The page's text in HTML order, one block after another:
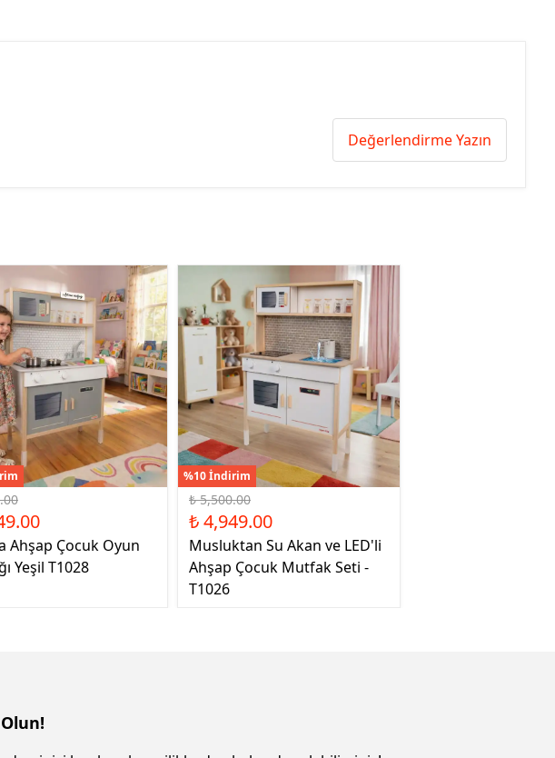
Değerlendirme Yazın
Ahşap Çocuk Oyun
Yeşil T1028
%10 İndirim
₺ 5,500.00
₺ 4,949.00
Musluktan Su Akan ve LED'li
Ahşap Çocuk Mutfak Seti -
T1026